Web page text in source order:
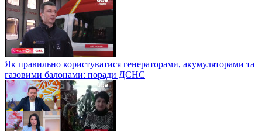
Як правильно користуватися генераторами, акумуляторами та
газовими балонами: поради ДСНС